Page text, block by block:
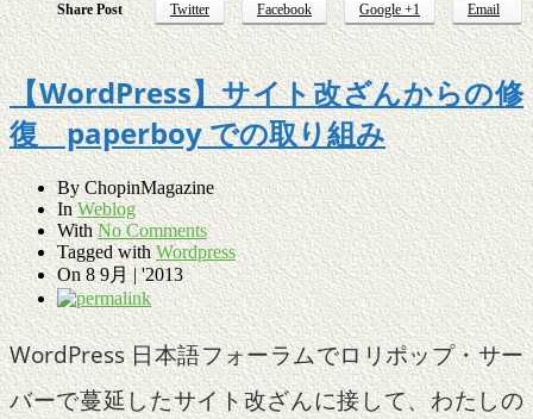
Share Post Twitter Facebook Google +1 Email
【WordPress】サイト改ざんからの修
復 paperboy での取り組み
ByChopinMagazine
In Weblog
With No Comments
Tagged with Wordpress
On8 9月 | '2013
WordPress 日本語フォーラムでロリポップ・サー
バーで蔓延したサイト改ざんに接して、わたしの